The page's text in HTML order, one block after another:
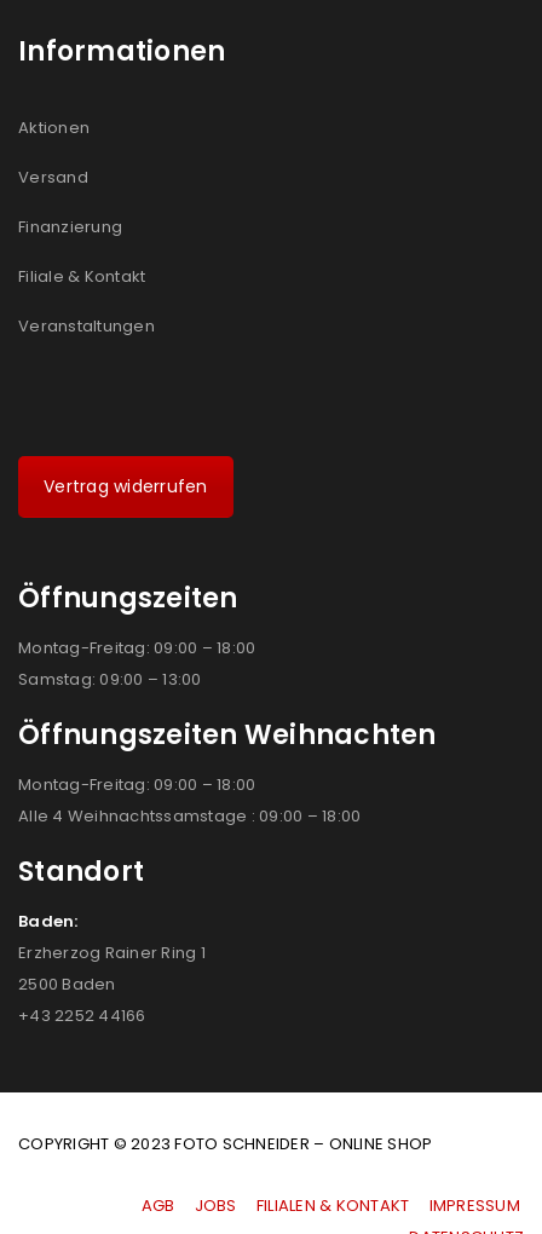
NEWSLETTER ABONNIEREN
us
Ich stimme zu
Ja, ich möchte ein Kundenkonto eröffnen und
akzeptiere die
Informationen
Aktionen
Versand
Finanzierung
Filiale & Kontakt
Veranstaltungen
Vertrag widerrufen
Öffnungszeiten
Montag-Freitag: 09:00 – 18:00
Samstag: 09:00 – 13:00
Öffnungszeiten Weihnachten
Montag-Freitag: 09:00 – 18:00
Alle 4 Weihnachtssamstage : 09:00 – 18:00
Standort
Baden:
Erzherzog Rainer Ring 1
2500 Baden
+43 2252 44166
COPYRIGHT © 2023 FOTO SCHNEIDER – ONLINE SHOP
AGB JOBS FILIALEN & KONTAKT
IMPRESSUM